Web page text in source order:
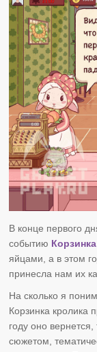
В конце первого
событию
яйцами, а в этом
принесла нам их
На сколько я
Корзинка кролика
году оно
сюжетом,